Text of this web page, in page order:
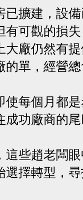
已擴建，設
有可觀的損
大廠仍然有
的單，經營
使每個月都
成功廠商的
這些趙老闆
選擇轉型，